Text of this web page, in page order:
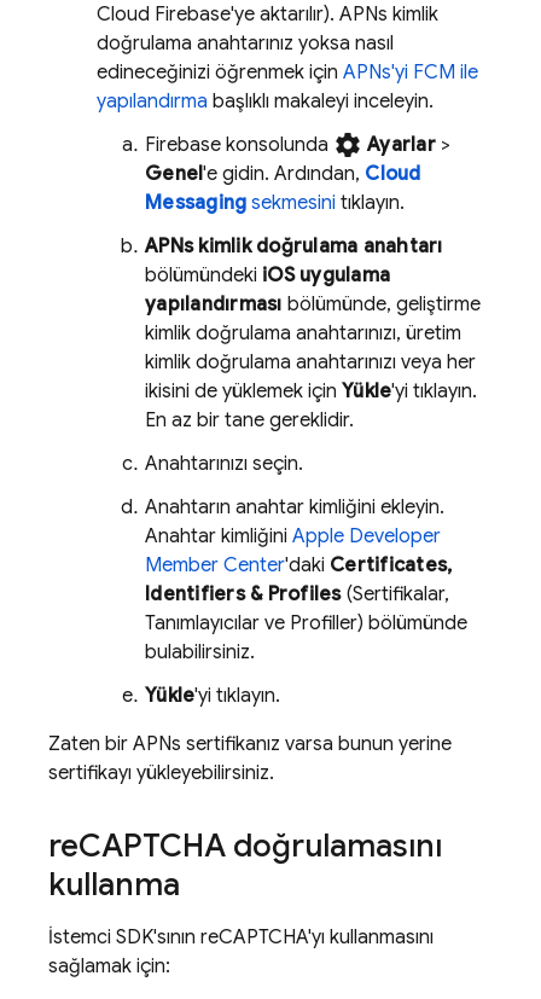
Cloud Firebase'ye aktarılır). APNs kimlik
doğrulama anahtarınız yoksa nasıl
edineceğinizi öğrenmek için APNs'yi FCM ile
yapılandırma başlıklı makaleyi inceleyin.
Firebase konsolunda settings Ayarlar>
Genel'e gidin. Ardından, Cloud
Messaging sekmesini tıklayın.
APNs kimlik doğrulama anahtarı
bölümündeki iOS uygulama
yapılandırması bölümünde, geliştirme
kimlik doğrulama anahtarınızı, üretim
kimlik doğrulama anahtarınızı veya her
ikisini de yüklemek için Yükle'yi tıklayın.
En az bir tane gereklidir.
Anahtarınızı seçin.
Anahtarın anahtar kimliğini ekleyin.
Anahtar kimliğini Apple Developer
Member Center'daki Certificates,
Identifiers & Profiles(Sertifikalar,
Tanımlayıcılar ve Profiller) bölümünde
bulabilirsiniz.
Yükle'yi tıklayın.
Zaten bir APNs sertifikanız varsa bunun yerine
sertifikayı yükleyebilirsiniz.
reCAPTCHA doğrulamasını
kullanma
İstemci SDK'sının reCAPTCHA'yı kullanmasını
sağlamak için: